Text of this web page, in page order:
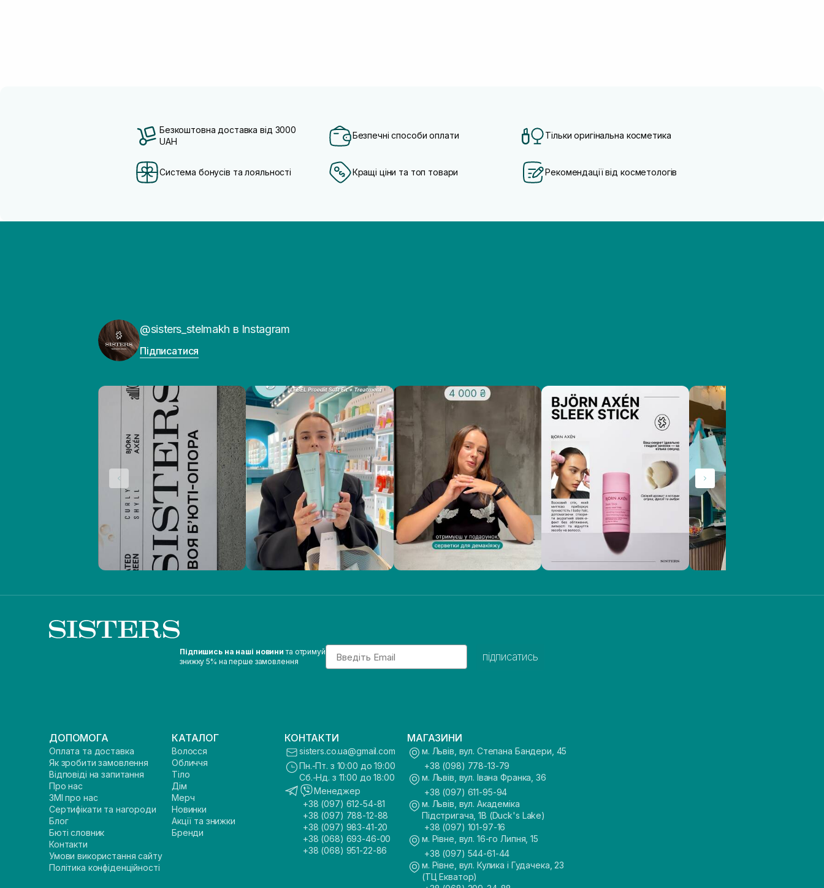
Безкоштовна доставка від 3000
UAH
Безпечні способи оплати Тільки оригінальна косметика
Система бонусів та лояльності Кращі ціни та топ товари Рекомендації від косметологів
@sisters_stelmakh в Instagram
Підписатися
Підпишись на наші новини та отримуй
знижку 5% на перше замовлення
Email
підписатись
ДОПОМОГА
Оплата та доставка
Як зробити замовлення
Відповіді на запитання
Про нас
ЗМІ про нас
Сертифікати та нагороди
Блог
Бюті словник
Контакти
Умови використання сайту
Політика конфіденційності
КАТАЛОГ
Волосся
Обличчя
Тіло
Дім
Мерч
Новинки
Акції та знижки
Бренди
КОНТАКТИ
sisters.co.ua@gmail.com
Пн.-Пт. з 10:00 до 19:00
Сб.-Нд. з 11:00 до 18:00
Менеджер
+38 (097) 612-54-81
+38 (097) 788-12-88
+38 (097) 983-41-20
+38 (068) 693-46-00
+38 (068) 951-22-86
МАГАЗИНИ
м. Львів, вул. Степана Бандери, 45
+38 (098) 778-13-79
м. Львів, вул. Івана Франка, 36
+38 (097) 611-95-94
м. Львів, вул. Академіка
Підстригача, 1В (Duck's Lake)
+38 (097) 101-97-16
м. Рівне, вул. 16-го Липня, 15
+38 (097) 544-61-44
м. Рівне, вул. Кулика і Гудачека, 23
(ТЦ Екватор)